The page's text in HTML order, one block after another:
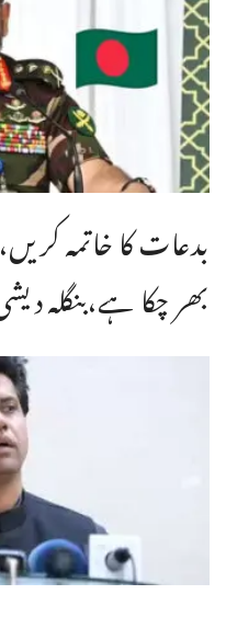
بدعات کا خاتمہ
بھر چکا ہے،بنگله